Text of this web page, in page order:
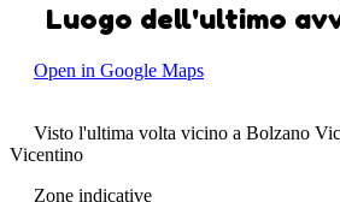
Luogo dell'ultimo
Open in Google Maps
Visto l'ultima volta vicino a Bolzano
Vicentino
Zone indicative